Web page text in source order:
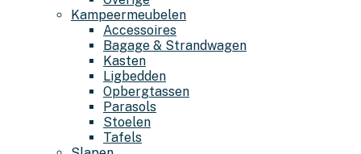
Kampeermeubelen
Accessoires
Bagage & Strandwagen
Kasten
Ligbedden
Opbergtassen
Parasols
Stoelen
Tafels